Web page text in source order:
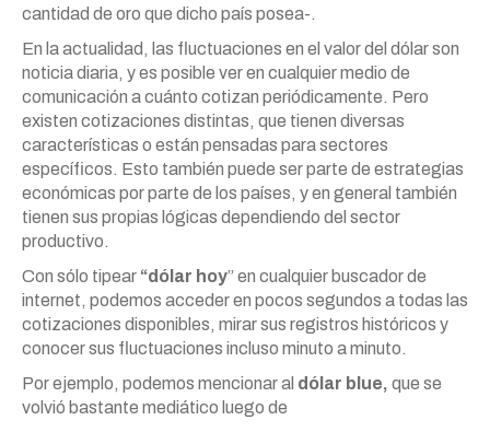
cantidad de oro que dicho país posea-.
En la actualidad, las fluctuaciones en el valor del dólar son
noticia diaria, y es posible ver en cualquier medio de
comunicación a cuánto cotizan periódicamente. Pero
existen cotizaciones distintas, que tienen diversas
características o están pensadas para sectores
específicos. Esto también puede ser parte de estrategias
económicas por parte de los países, y en general también
tienen sus propias lógicas dependiendo del sector
productivo.
Con sólo tipear “dólar hoy” en cualquier buscador de
internet, podemos acceder en pocos segundos a todas las
cotizaciones disponibles, mirar sus registros históricos y
conocer sus fluctuaciones incluso minuto a minuto.
Por ejemplo, podemos mencionar al dólar blue, que se
volvió bastante mediático luego de